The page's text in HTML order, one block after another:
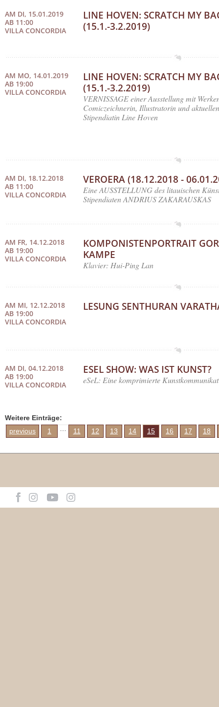
AM DI, 15.01.2019
AB 11:00
VILLA CONCORDIA
LINE HOVEN: SCRATCH MY
(15.1.-3.2.2019)
AM MO, 14.01.2019
AB 19:00
VILLA CONCORDIA
LINE HOVEN: SCRATCH MY
(15.1.-3.2.2019)
VERNISSAGE einer Ausstellung mit
Comiczeichnerin, Illustratorin und
Stipendiatin Line Hoven
AM DI, 18.12.2018
AB 11:00
VILLA CONCORDIA
VEROERA (18.12.2018 -
Eine AUSSTELLUNG des litauischen
Stipendiaten ANDRIUS ZAKARAUSKAS
AM FR, 14.12.2018
AB 19:00
VILLA CONCORDIA
KOMPONISTENPORTRAIT
KAMPE
Klavier: Hui-Ping Lan
AM MI, 12.12.2018
AB 19:00
VILLA CONCORDIA
LESUNG SENTHURAN
AM DI, 04.12.2018
AB 19:00
VILLA CONCORDIA
ESEL SHOW: WAS IST KUNST?
eSeL: Eine komprimierte
Weitere Einträge:
previous
1 11 12 13 14 15 16 17 18